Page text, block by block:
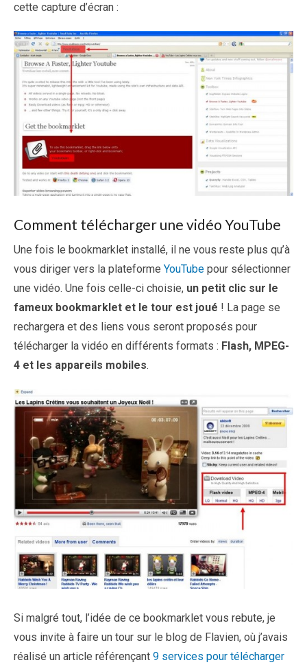
cette capture d’écran :
Comment télécharger une vidéo YouTube
Une fois le bookmarklet installé, il ne vous reste plus qu’à
vous diriger vers la plateforme YouTube pour sélectionner
une vidéo. Une fois celle-ci choisie, un petit clic sur le
fameux bookmarklet et le tour est joué ! La page se
rechargera et des liens vous seront proposés pour
télécharger la vidéo en différents formats : Flash, MPEG-
4 et les appareils mobiles.
Si malgré tout, l’idée de ce bookmarklet vous rebute, je
vous invite à faire un tour sur le blog de Flavien, où j’avais
réalisé un article référençant 9 services pour télécharger